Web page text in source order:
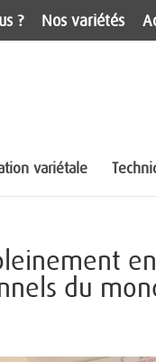
? Nos variétés
variétale
du